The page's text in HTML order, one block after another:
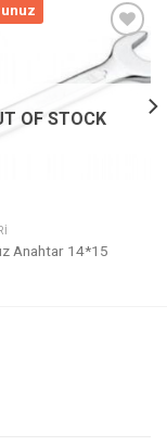
Listeme
Ekle
OF STOCK
Anahtar 14*15